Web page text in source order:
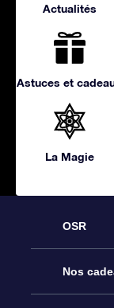
Actualités
Astuces et
La Magie
OSR
Service
Nos